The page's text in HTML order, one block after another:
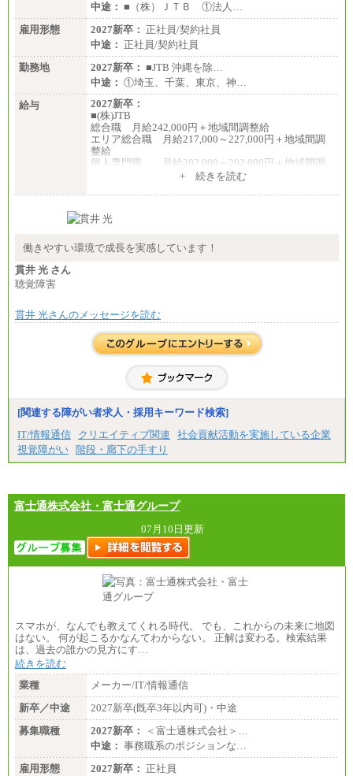
中途： ■（株）ＪＴＢ ①法人…
雇用形態
2027新卒： 正社員/契約社員
中途： 正社員/契約社員
勤務地
2027新卒： ■JTB 沖縄を除…
中途： ①埼玉、千葉、東京、神…
給与
2027新卒：
■(株)JTB
総合職 月給242,000円＋地域間調整給
エリア総合職 月給217,000～227,000円＋地域間調
整給
個人専門職 月給202,000～202,000円＋地域間調
総合職 月給208,000～235,000円
※詳細はJTBキャリアサイトよりご確認ください。
総合職 月給220,000～230,000円＋地域間調整給
整給
※詳細はJTBキャリアサイトよりご確認ください。
■(株)JTBコミュニケーションデザイン
総合職 月給230,000円
みなし残業手当：20,000円（一律支給）※みなし
残業手当の残業時間は10.43時間。
間に応じて、時間外手当等を支給。
エリアサポート職 月給188,000円
■（株）JTBグローバルマーケティング＆トラベル
訪日事業職 月給202,000～227,000円＋地域間調整
給
※詳細はJTBキャリアサイトよりご確認ください。
■(株)JTBビジネストランスフォーム
総合職 月給205,000～225,000円＋地域間調整給
エリア総合職 月給185,000円＋地域間調整給
■(株)JTBデータサービス ※2027年新卒募集終了
総合職 月給186,000～194,000円＋地域手当
※詳細はJTBキャリアサイトよりご確認ください。
■I&Jデジタルイノベーション(株)
総合職 月給224,500～242,600円＋地域手当
※詳細はJTBキャリアサイトよりご確認ください。
＜有期社員コース＞
■(株)JTBビジネストランスフォーム
有期契約職 月給185,000～195,000円
※詳細はJTBキャリアサイトよりご確認ください。
+ 続きを読む
働きやすい環境で成長を実感しています！
貫井 光 さん
聴覚障害
貫井 光さんのメッセージを読む
[関連する障がい者求人・採用キーワード検索]
IT/情報通信
クリエイティブ関連
社会貢献活動を実施している企業
視覚障がい 階段・廊下の手すり
富士通株式会社・富士通グループ
07月10日更新
スマホが、なんでも教えてくれる時代。 でも、これからの未来に地図
はない。 何が起こるかなんてわからない。 正解は変わる。検索結果
は、過去の誰かの見方にす…
続きを読む
業種
メーカー/IT/情報通信
新卒／中途
2027新卒(既卒3年以内可)・中途
募集職種
2027新卒：
＜富士通株式会社＞…
中途： 事務職系のポジションな…
雇用形態
2027新卒： 正社員